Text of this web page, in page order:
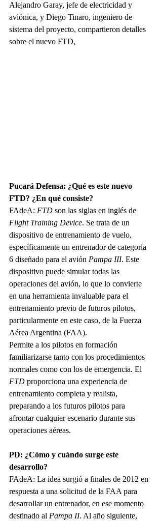
Alejandro Garay, jefe de electricidad y
aviónica, y Diego Tinaro, ingeniero de
sistema del proyecto, compartieron detalles
sobre el nuevo FTD,
Pucará Defensa: ¿Qué es este nuevo
FTD? ¿En qué consiste?
FAdeA: FTD son las siglas en inglés de
Flight Training Device. Se trata de un
dispositivo de entrenamiento de vuelo,
específicamente un entrenador de categoría
6 diseñado para el avión Pampa III. Este
dispositivo puede simular todas las
operaciones del avión, lo que lo convierte
en una herramienta invaluable para el
entrenamiento previo de futuros pilotos,
particularmente en este caso, de la Fuerza
Aérea Argentina (FAA).
Permite a los pilotos en formación
familiarizarse tanto con los procedimientos
normales como con los de emergencia. El
FTD proporciona una experiencia de
entrenamiento completa y realista,
preparando a los futuros pilotos para
afrontar cualquier escenario durante sus
operaciones aéreas.
PD: ¿Cómo y cuándo surge este
desarrollo?
FAdeA: La idea surgió a finales de 2012 en
respuesta a una solicitud de la FAA para
desarrollar un entrenador, en ese momento
destinado al Pampa II. Al año siguiente,